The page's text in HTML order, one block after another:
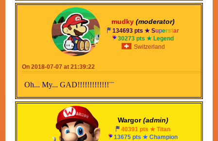
faire ce que vous voulez de la vidéo.
Dans le cas contraire, vous pourrez la retrouver
sur la chaîne
Je suis pressé de voir vos créations
mudky (moderator)
134693 pts ★Superstar
30273 pts ★ Legend
Switzerland
On 2018-07-07 at 21:39:22
Oh... My... GAD!!!!!!!!!!!!!¨¨
Wargor (admin)
40391 pts ★ Titan
13675 pts ★ Champion